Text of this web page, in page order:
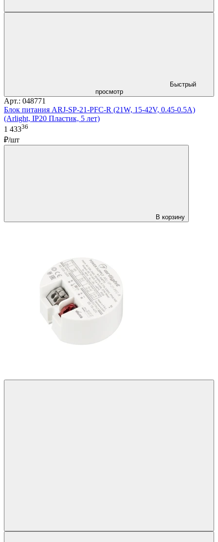
Быстрый
просмотр
Арт.: 048771
Блок питания ARJ-SP-21-PFC-R (21W, 15-42V, 0.45-0.5A)
(Arlight, IP20 Пластик, 5 лет)
1 43336
₽/шт
В корзину